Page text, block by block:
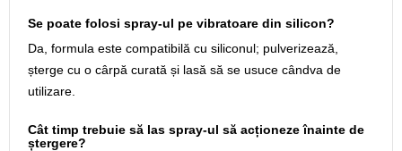
Se poate folosi spray-ul pe vibratoare din silicon?
Da, formula este compatibilă cu siliconul; pulverizează,
șterge cu o cârpă curată și lasă să se usuce cândva de
utilizare.
Cât timp trebuie să las spray-ul să acționeze înainte de
ștergere?